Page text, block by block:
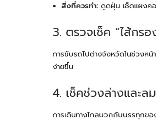
สิ่งที่ควรทำ: ดูดฝุ่น เช็ดแผงค
3. ตรวจเช็ค “ไส้กรอ
การขับรถไปต่างจังหวัดในช่วงหน้
ง่ายขึ้น
4. เช็คช่วงล่างและล
การเดินทางไกลบวกกับบรรทุกข